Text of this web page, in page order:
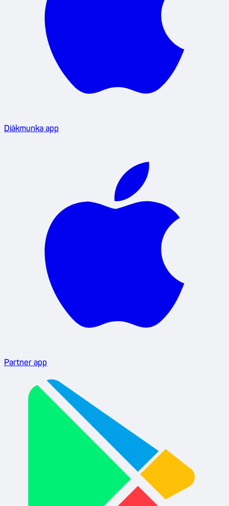
Diákmunka app
Partner app